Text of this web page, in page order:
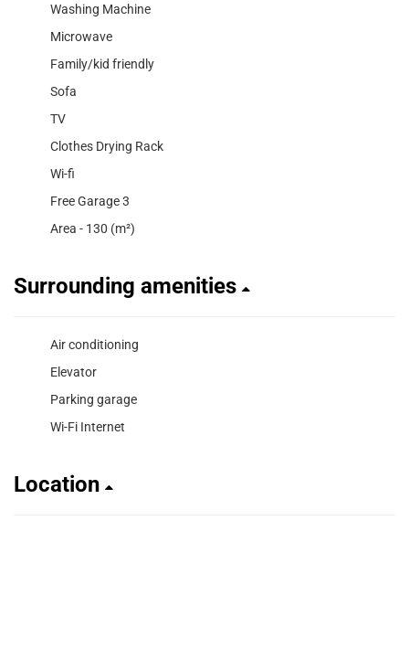
Washing Machine
Microwave
Family/kid friendly
Sofa
TV
Clothes Drying Rack
Wi-fi
Free Garage 3
Area - 130 (m²)
Surrounding amenities
Air conditioning
Elevator
Parking garage
Wi-Fi Internet
Location